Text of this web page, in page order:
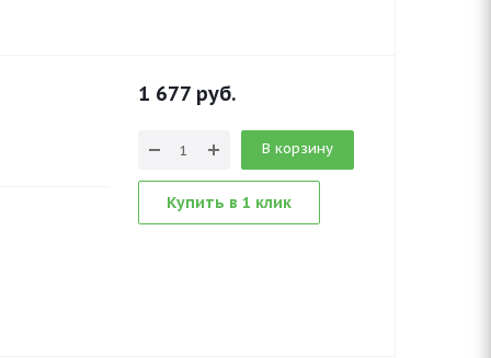
1 677 руб.
В корзину
Купить в 1 клик